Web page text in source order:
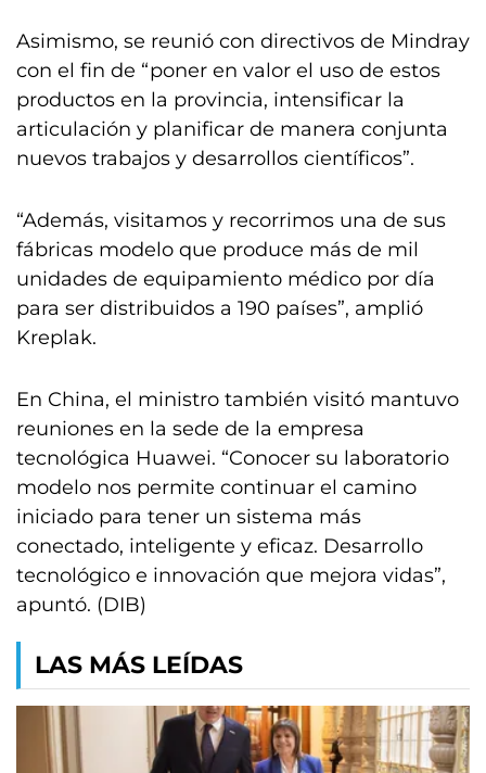
Asimismo, se reunió con directivos de Mindray
con el fin de “poner en valor el uso de estos
productos en la provincia, intensificar la
articulación y planificar de manera conjunta
nuevos trabajos y desarrollos científicos”.
“Además, visitamos y recorrimos una de sus
fábricas modelo que produce más de mil
unidades de equipamiento médico por día
para ser distribuidos a 190 países”, amplió
Kreplak.
En China, el ministro también visitó mantuvo
reuniones en la sede de la empresa
tecnológica Huawei. “Conocer su laboratorio
modelo nos permite continuar el camino
iniciado para tener un sistema más
conectado, inteligente y eficaz. Desarrollo
tecnológico e innovación que mejora vidas”,
apuntó. (DIB)
LAS MÁS LEÍDAS